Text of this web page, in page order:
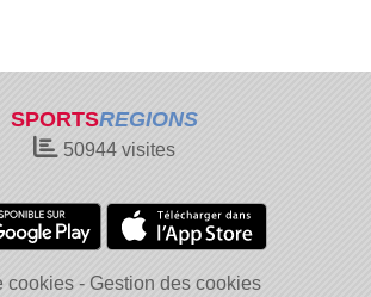
SPORTSREGIONS
50944visites
cookies
Gestion des cookies